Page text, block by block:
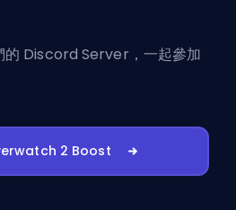
的 Discord Server ，一起參加
2 Boost